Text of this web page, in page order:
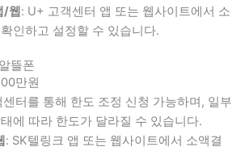
/웹 : U+ 고객센터 앱 또는 웹사이트에서 소
인하고 설정할 수 있습니다.
뜰폰
만원
센터를 통해 한도 조정 신청 가능하며, 일부
에 따라 한도가 달라질 수 있습니다.
: SK텔링크 앱 또는 웹사이트에서 소액결